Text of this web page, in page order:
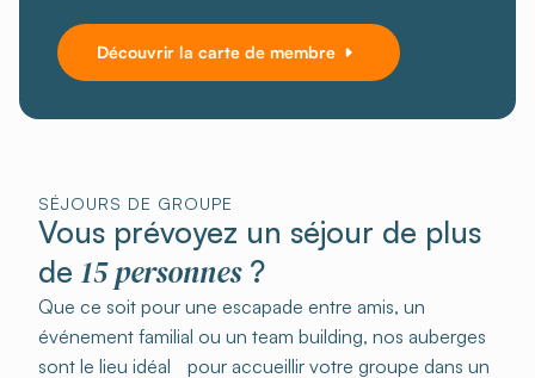
Découvrir la carte de membre
SÉJOURS DE GROUPE
Vous prévoyez un séjour de plus
de 15 personnes?
Que ce soit pour une escapade entre amis, un
événement familial ou un team building, nos auberges
sont le lieu idéal pour accueillir votre groupe dans un